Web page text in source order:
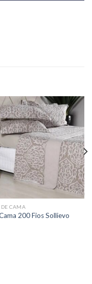
DE CAMA
200 Fios Sollievo